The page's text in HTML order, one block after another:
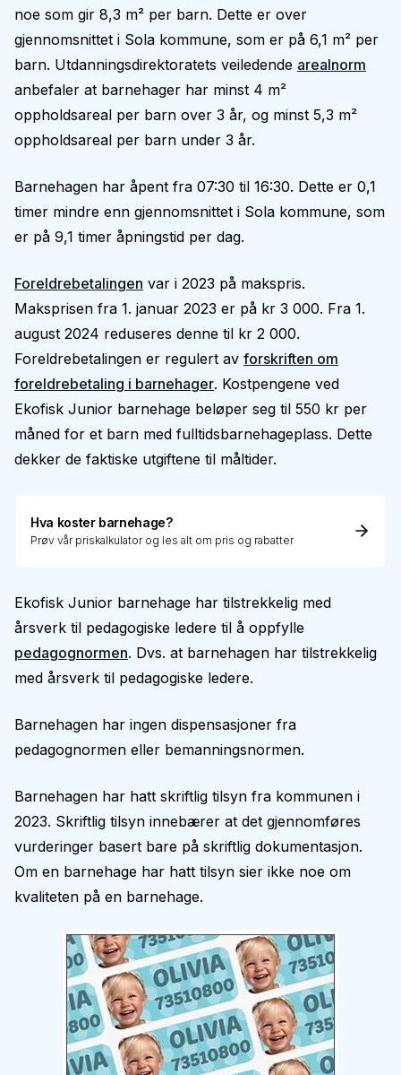
noe som gir 8,3 m² per barn. Dette er over
gjennomsnittet i Sola kommune, som er på 6,1 m² per
barn. Utdanningsdirektoratets veiledende arealnorm
anbefaler at barnehager har minst 4 m²
oppholdsareal per barn over 3 år, og minst 5,3 m²
oppholdsareal per barn under 3 år.
Barnehagen har åpent fra 07:30 til 16:30. Dette er 0,1
timer mindre enn gjennomsnittet i Sola kommune, som
er på 9,1 timer åpningstid per dag.
Foreldrebetalingen var i 2023 på makspris.
Maksprisen fra 1. januar 2023 er på kr 3 000. Fra 1.
august 2024 reduseres denne til kr 2 000.
Foreldrebetalingen er regulert av forskriften om
foreldrebetaling i barnehager. Kostpengene ved
Ekofisk Junior barnehage beløper seg til 550 kr per
måned for et barn med fulltidsbarnehageplass. Dette
dekker de faktiske utgiftene til måltider.
Hva koster barnehage?
Prøv vår priskalkulator og les alt om pris og rabatter
Ekofisk Junior barnehage har tilstrekkelig med
årsverk til pedagogiske ledere til å oppfylle
pedagognormen. Dvs. at barnehagen har tilstrekkelig
med årsverk til pedagogiske ledere.
Barnehagen har ingen dispensasjoner fra
pedagognormen eller bemanningsnormen.
Barnehagen har hatt skriftlig tilsyn fra kommunen i
2023. Skriftlig tilsyn innebærer at det gjennomføres
vurderinger basert bare på skriftlig dokumentasjon.
Om en barnehage har hatt tilsyn sier ikke noe om
kvaliteten på en barnehage.